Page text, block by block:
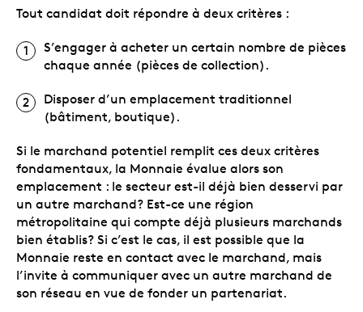
Tout candidat doit répondre à deux critères :
S’engager à acheter un certain nombre de pièces
chaque année (pièces de collection).
Disposer d’un emplacement traditionnel
(bâtiment, boutique).
Si le marchand potentiel remplit ces deux critères
fondamentaux, la Monnaie évalue alors son
emplacement : le secteur est-il déjà bien desservi par
un autre marchand? Est-ce une région
métropolitaine qui compte déjà plusieurs marchands
bien établis? Si c’est le cas, il est possible que la
Monnaie reste en contact avec le marchand, mais
l’invite à communiquer avec un autre marchand de
son réseau en vue de fonder un partenariat.